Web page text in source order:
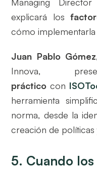
explicará los
cómo
Juan Pablo Gómez
Innova,
práctico con
herramienta
norma, desde la
creación de
5. Cuando